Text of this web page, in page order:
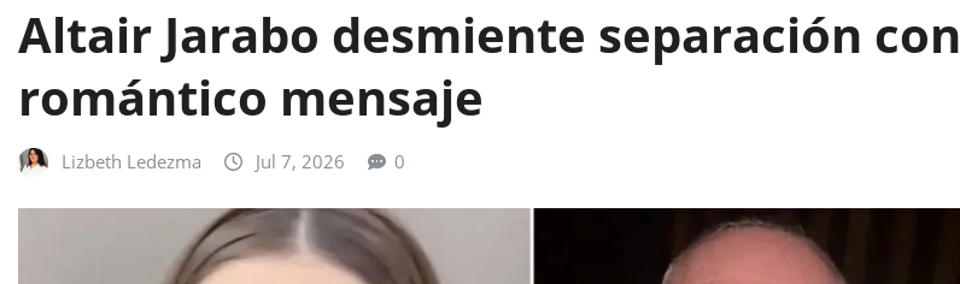
Altair Jarabo desmiente separación con
romántico mensaje
Lizbeth Ledezma Jul 7, 2026 0